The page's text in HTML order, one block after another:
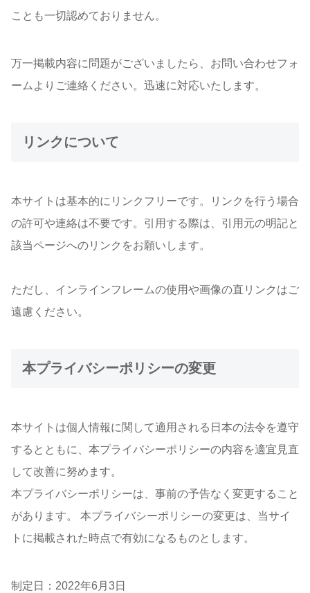
ことも一切認めておりません。
万一掲載内容に問題がございましたら、お問い合わせフォ
ームよりご連絡ください。迅速に対応いたします。
リンクについて
本サイトは基本的にリンクフリーです。リンクを行う場合
の許可や連絡は不要です。引用する際は、引用元の明記と
該当ページへのリンクをお願いします。
ただし、インラインフレームの使用や画像の直リンクはご
遠慮ください。
本プライバシーポリシーの変更
本サイトは個人情報に関して適用される日本の法令を遵守
するとともに、本プライバシーポリシーの内容を適宜見直
して改善に努めます。
本プライバシーポリシーは、事前の予告なく変更すること
があります。 本プライバシーポリシーの変更は、当サイ
トに掲載された時点で有効になるものとします。
制定日：2022年6月3日